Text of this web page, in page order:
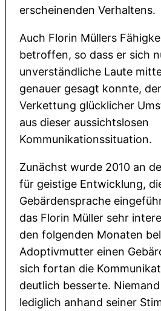
erscheinenden Verhaltens.
Auch Florin Müllers
betroffen, so dass er sich
unverständliche Laute
genauer gesagt konnte,
Verkettung glücklicher
aus dieser aussichtslosen
Kommunikationssituation.
Zunächst wurde 2010 an
für geistige Entwicklung,
Gebärdensprache
das Florin Müller sehr
den folgenden Monaten
Adoptivmutter einen
sich fortan die
deutlich besserte.
lediglich anhand seiner